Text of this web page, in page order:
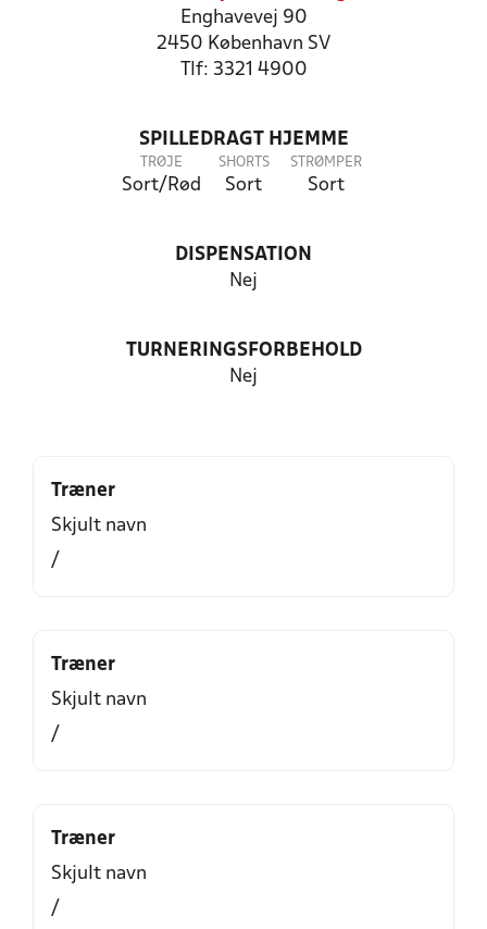
Enghavevej 90
2450 København SV
Tlf: 3321 4900
SPILLEDRAGT HJEMME
TRØJE
Sort/Rød
SHORTS
Sort
STRØMPER
Sort
DISPENSATION
Nej
TURNERINGSFORBEHOLD
Nej
Træner
Skjult navn
/
Træner
Skjult navn
/
Træner
Skjult navn
/